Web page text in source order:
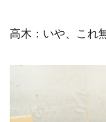
高木：いや、これ